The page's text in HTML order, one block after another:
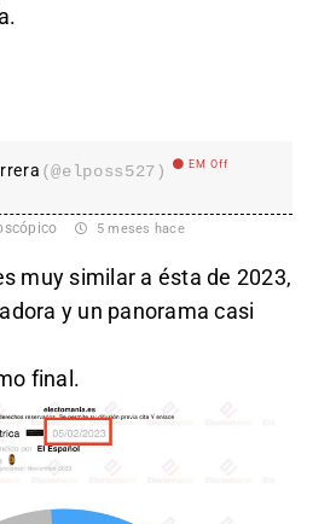
(@elposs527) EM Off
5 meses hace
muy similar a ésta de 2023,
y un panorama casi
final.